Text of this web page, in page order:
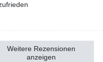
Weitere Rezensionen
anzeigen